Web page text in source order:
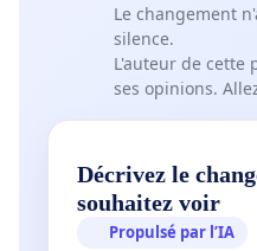
Le changement
silence.
L'auteur de cette
ses opinions.
Décrivez le
souhaitez voir
Propulsé par l’IA